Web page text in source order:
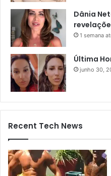
Dânia
1 semana
Última
junho 30,
Recent Tech News